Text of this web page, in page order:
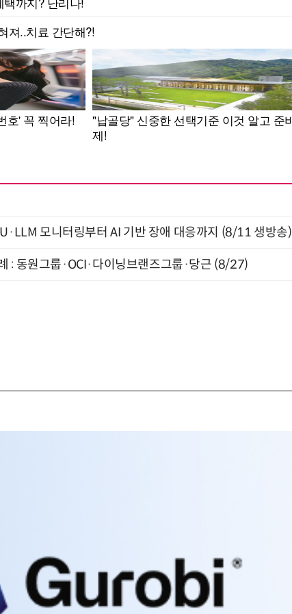
모니터링부터 AI 기반 장애 대응까지 (8/11 생방송)
: 동원그룹·OCI·다이닝브랜즈그룹·당근 (8/27)